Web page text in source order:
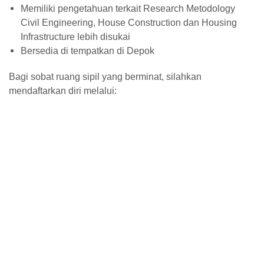
Memiliki pengetahuan terkait Research Metodology
Civil Engineering, House Construction dan Housing
Infrastructure lebih disukai
Bersedia di tempatkan di Depok
Bagi sobat ruang sipil yang berminat, silahkan
mendaftarkan diri melalui: